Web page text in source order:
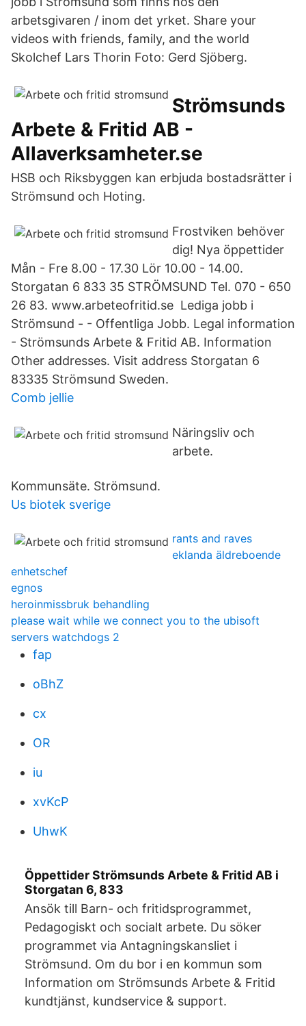
arbetsgivaren / inom det yrket. Share your
videos with friends, family, and the world
Skolchef Lars Thorin Foto: Gerd Sjöberg.
Strömsunds
Arbete & Fritid AB -
Allaverksamheter.se
HSB och Riksbyggen ​kan erbjuda bostadsrätter i
Strömsund och Hoting.
Frostviken behöver
dig! Nya öppettider
Mån - Fre 8.00 - 17.30 Lör 10.00 - 14.00.
Storgatan 6 833 35 STRÖMSUND Tel. 070 - 650
26 83. www.arbeteofritid.se Lediga jobb i
Strömsund - - Offentliga Jobb. Legal information
- Strömsunds Arbete & Fritid AB. Information
Other addresses. Visit address Storgatan 6
83335 Strömsund Sweden.
Comb jellie
Näringsliv och
arbete.
Kommunsäte. Strömsund.
Us biotek sverige
rants and raves
eklanda äldreboende
enhetschef
egnos
heroinmissbruk behandling
please wait while we connect you to the ubisoft
servers watchdogs 2
fap
oBhZ
cx
OR
iu
xvKcP
UhwK
Öppettider Strömsunds Arbete & Fritid AB i
Storgatan 6, 833
Ansök till Barn- och fritidsprogrammet,
Pedagogiskt och socialt arbete. Du söker
programmet via Antagningskansliet i
Strömsund. Om du bor i en kommun som
Information om Strömsunds Arbete & Fritid
kundtjänst, kundservice & support.